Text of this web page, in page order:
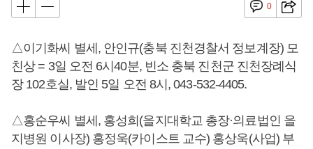
0
△이기화씨 별세, 안인규(충북 진천경찰서 정보계장) 모
친상 = 3일 오전 6시40분, 빈소 충북 진천군 진천장례식
장 102호실, 발인 5일 오전 8시, 043-532-4405.
△홍순우씨 별세, 홍성희(을지대학교 총장·의료법인 을
지병원 이사장) 홍정욱(카이스트 교수) 홍상욱(사업) 부